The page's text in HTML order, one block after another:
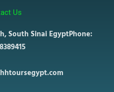
Us
South Sinai EgyptPhone: